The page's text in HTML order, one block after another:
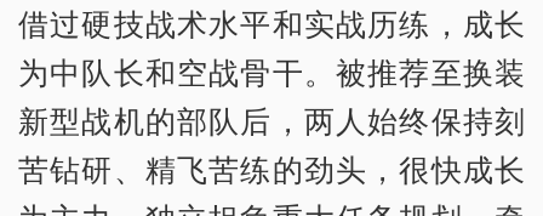
借过硬技战术水平和实战历练，成长
为中队长和空战骨干。被推荐至换装
新型战机的部队后，两人始终保持刻
苦钻研、精飞苦练的劲头，很快成长